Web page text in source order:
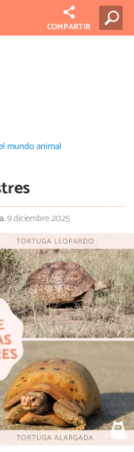
COMPARTIR
mundo animal
9 diciembre 2025